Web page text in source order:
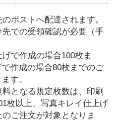
ポストへ配達されます。
での受領確認が必要（手
で作成の場合100枚ま
作成の場合80枚までのご
す。
となる規定枚数は、印刷
枚以上、写真キレイ仕上げ
ご注文が対象となりま